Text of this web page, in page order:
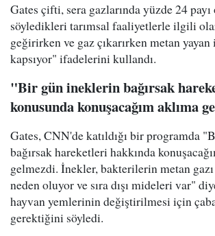
Gates çifti, sera gazlarında yüzde 24
söyledikleri tarımsal faaliyetlerle ilgili
geğirirken ve gaz çıkarırken metan
kapsıyor" ifadelerini kullandı.
"Bir gün ineklerin bağırsak
konusunda konuşacağım aklıma
Gates, CNN'de katıldığı bir programda
bağırsak hareketleri hakkında
gelmezdi. İnekler, bakterilerin metan
neden oluyor ve sıra dışı mideleri var"
hayvan yemlerinin değiştirilmesi için
gerektiğini söyledi.